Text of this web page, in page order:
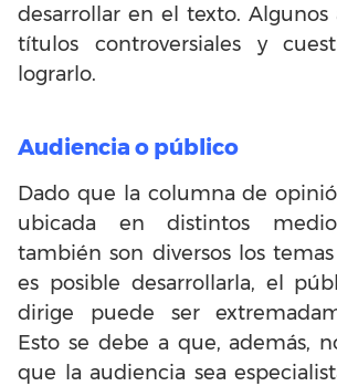
desarrollar en el texto. Algunos
títulos controversiales y
lograrlo.
Audiencia o público
Dado que la columna de
ubicada en distintos
también son diversos los
es posible desarrollarla, el
dirige puede ser
Esto se debe a que, además,
que la audiencia sea